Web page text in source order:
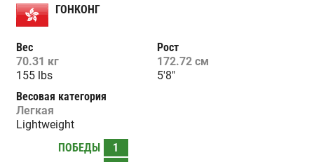
ГОНКОНГ
Вес
70.31 кг
155 lbs
Рост
172.72 см
5'8"
Весовая категория
Легкая
Lightweight
ПОБЕДЫ
1